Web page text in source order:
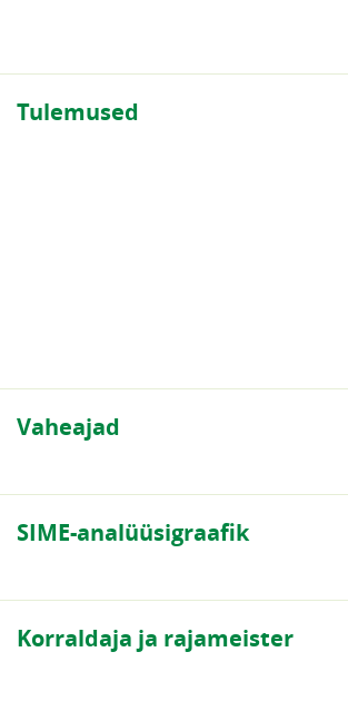
Tulemused
Vaheajad
SIME-analüüsigraafik
Korraldaja ja rajameister